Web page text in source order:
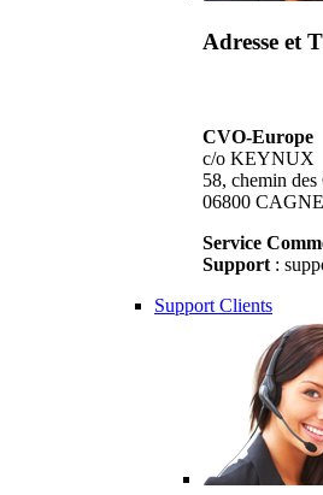
Adresse et
CVO-Europe
c/o KEYNUX
58, chemin
06800
Service
Support :
Support Clients